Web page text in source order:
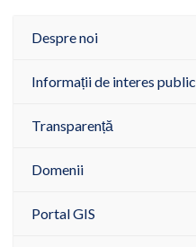
Despre noi
Informații de interes public
Transparență
Domenii
Portal GIS